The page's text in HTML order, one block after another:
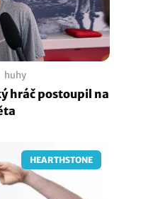
huhy
hráč postoupil na
HEARTHSTONE